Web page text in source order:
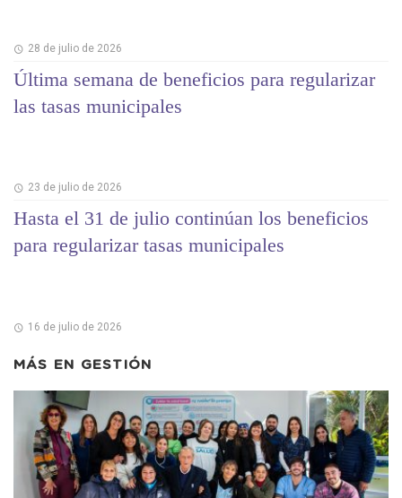
28 de julio de 2026
Última semana de beneficios para regularizar
las tasas municipales
23 de julio de 2026
Hasta el 31 de julio continúan los beneficios
para regularizar tasas municipales
16 de julio de 2026
MÁS EN GESTIÓN